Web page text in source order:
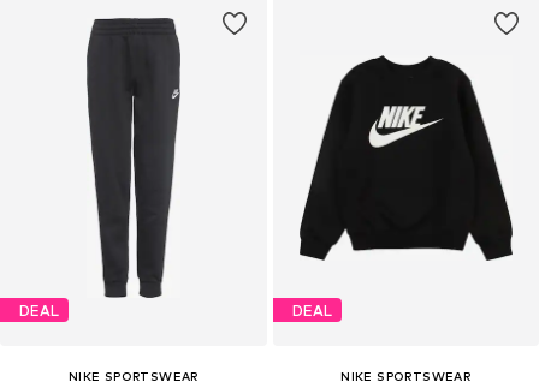
DEAL
NIKE SPORTSWEAR
DEAL
NIKE SPORTSWEAR